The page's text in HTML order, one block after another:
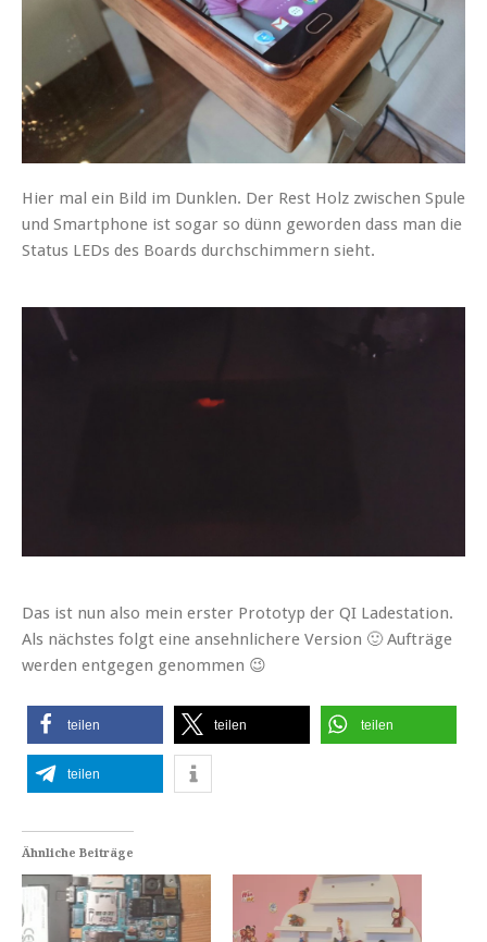
Hier mal ein Bild im Dunklen. Der Rest Holz zwischen Spule
und Smartphone ist sogar so dünn geworden dass man die
Status LEDs des Boards durchschimmern sieht.
Das ist nun also mein erster Prototyp der QI Ladestation.
Als nächstes folgt eine ansehnlichere Version 🙂 Aufträge
werden entgegen genommen 😉
teilen teilen teilen
teilen
Ähnliche Beiträge